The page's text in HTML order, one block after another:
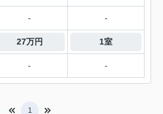
- -
27万円 1室
- -
1